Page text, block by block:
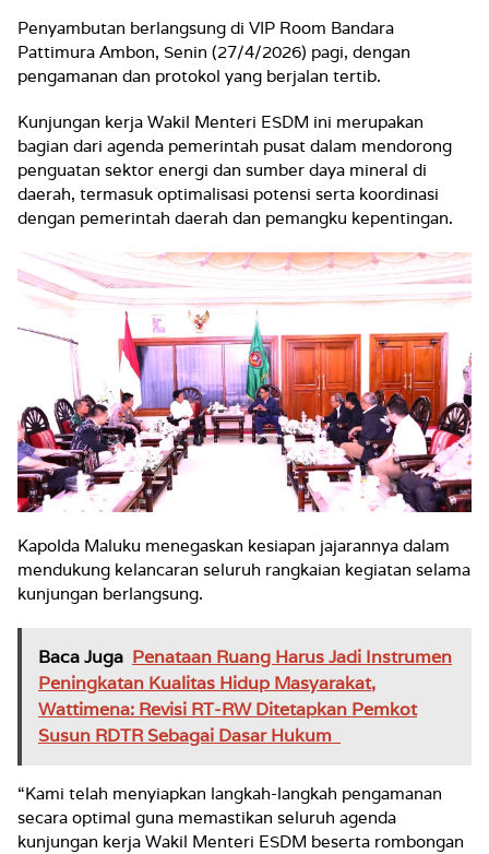
Penyambutan berlangsung di VIP Room Bandara
Pattimura Ambon, Senin (27/4/2026) pagi, dengan
pengamanan dan protokol yang berjalan tertib.
Kunjungan kerja Wakil Menteri ESDM ini merupakan
bagian dari agenda pemerintah pusat dalam mendorong
penguatan sektor energi dan sumber daya mineral di
daerah, termasuk optimalisasi potensi serta koordinasi
dengan pemerintah daerah dan pemangku kepentingan.
Kapolda Maluku menegaskan kesiapan jajarannya dalam
mendukung kelancaran seluruh rangkaian kegiatan selama
kunjungan berlangsung.
Baca Juga Penataan Ruang Harus Jadi Instrumen
Peningkatan Kualitas Hidup Masyarakat,
Wattimena: Revisi RT-RW Ditetapkan Pemkot
Susun RDTR Sebagai Dasar Hukum
“Kami telah menyiapkan langkah-langkah pengamanan
secara optimal guna memastikan seluruh agenda
kunjungan kerja Wakil Menteri ESDM beserta rombongan